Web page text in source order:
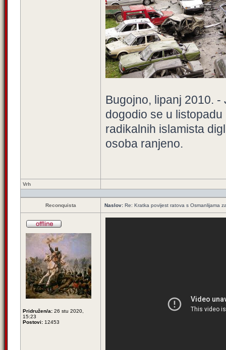
Bugojno, lipanj 2010.
dogodio se u
radikalnih islamista
osoba ranjeno.
Vrh
Reconquista Naslov: Re: Kratka povijest ratova s Osmanlijama
Pridružen/a: 26 stu 2020,
15:23
Postovi: 12453